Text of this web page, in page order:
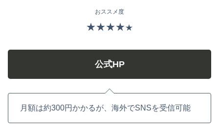
おススメ度
★★★★★
公式HP
月額は約300円かかるが、海外でSNSを受信可能